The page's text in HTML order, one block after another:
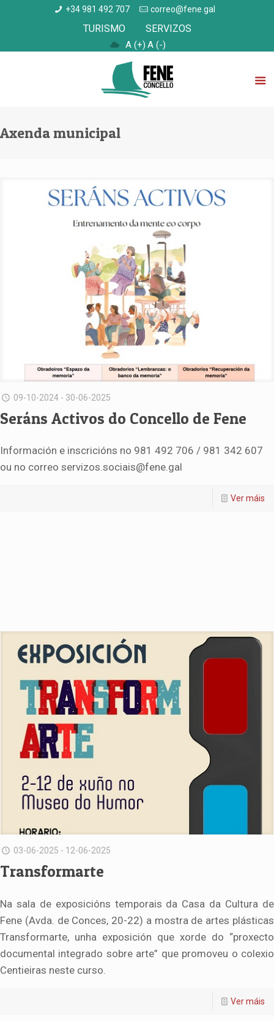
+34 981 492 707 correo@fene.gal
TURISMO SERVIZOS
A (+) A (-)
Axenda municipal
09-10-2024 - 30-06-2025
Seráns Activos do Concello de Fene
Información e inscricións no 981 492 706 / 981 342 607
ou no correo servizos.sociais@fene.gal
Ver máis
03-06-2025 - 12-06-2025
Transformarte
Na sala de exposicións temporais da Casa da Cultura de
Fene (Avda. de Conces, 20-22) a mostra de artes plásticas
Transformarte, unha exposición que xorde do “proxecto
documental integrado sobre arte” que promoveu o colexio
Centieiras neste curso.
Ver máis